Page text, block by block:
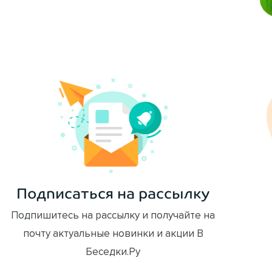
Подписаться на рассылку
Подпишитесь на рассылку и получайте на
почту актуальные новинки и акции В
Беседки.Ру